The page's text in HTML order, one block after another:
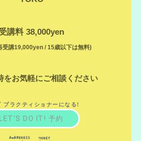
講料 38,000yen
受講19,000yen / 15歳以下は無料)
をお気軽にご相談ください
プラクティショナーになる!
LET'S DO IT! 予約